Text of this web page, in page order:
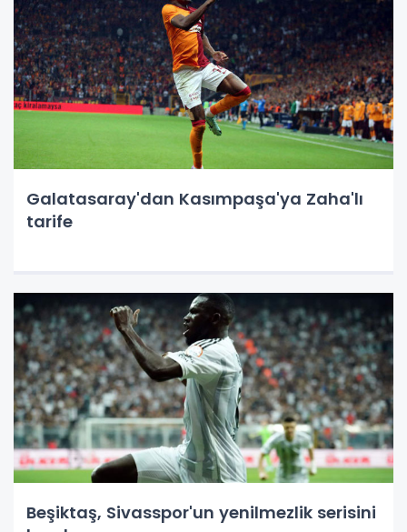
Galatasaray'dan Kasımpaşa'ya Zaha'lı
tarife
Beşiktaş, Sivasspor'un yenilmezlik serisini